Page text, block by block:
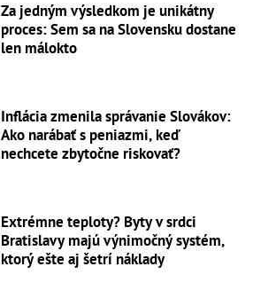
Za jedným výsledkom je unikátny
proces: Sem sa na Slovensku dostane
len málokto
Inflácia zmenila správanie Slovákov:
Ako narábať s peniazmi, keď
nechcete zbytočne riskovať?
Extrémne teploty? Byty v srdci
Bratislavy majú výnimočný systém,
ktorý ešte aj šetrí náklady